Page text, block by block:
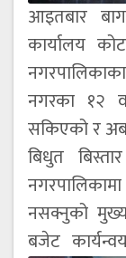
आइतबार
कार्यालय
नगरका १२
सकिएको र
बिधुत
नसक्नुको
बजेट